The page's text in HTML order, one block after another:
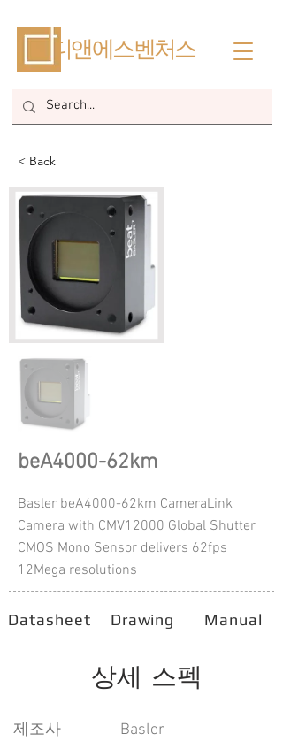
​디앤에스벤처스
< Back
beA4000-62km
Basler beA4000-62km CameraLink
Camera with CMV12000 Global Shutter
CMOS Mono Sensor delivers 62fps
12Mega resolutions
Datasheet Drawing Manual
상세 스펙
​제조사
Basler